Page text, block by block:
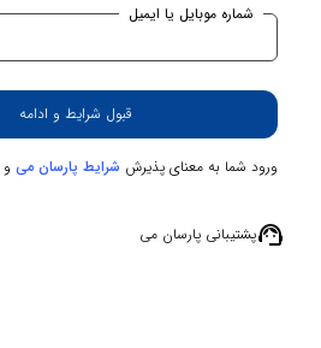
شماره موبایل یا ایمیل
قبول شرایط و ادامه
ورود شما به معنای پذیرش شرایط پارسان می و
support_agentپشتیبانی پارسان می